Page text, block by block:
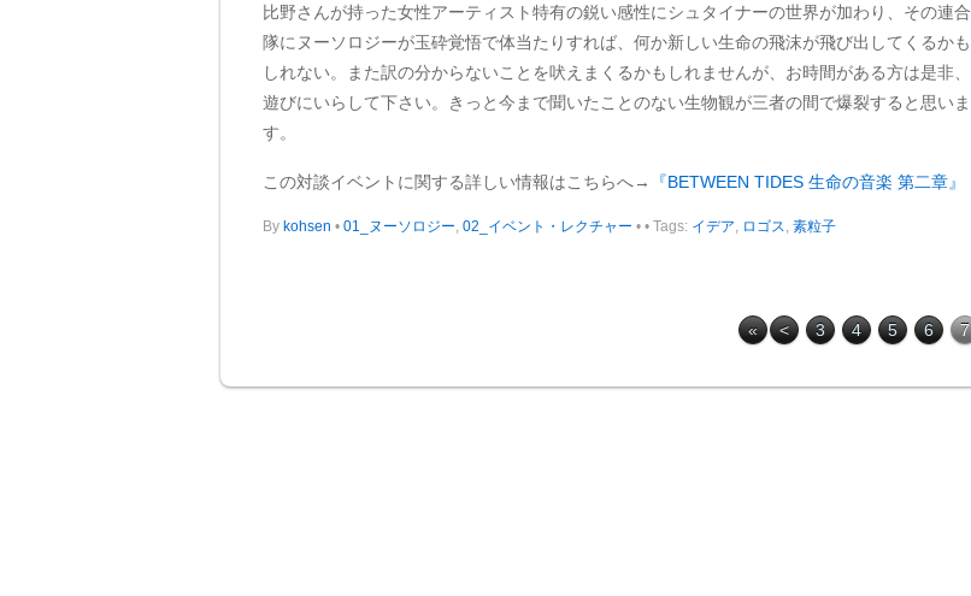
比野さんが持った女性アーティスト特有の鋭い感性にシュタイナーの世界が加わり、その連合
隊にヌーソロジーが玉砕覚悟で体当たりすれば、何か新しい生命の飛沫が飛び出してくるかも
しれない。また訳の分からないことを吠えまくるかもしれませんが、お時間がある方は是非、
遊びにいらして下さい。きっと今まで聞いたことのない生物観が三者の間で爆裂すると思いま
す。
この対談イベントに関する詳しい情報はこちらへ→ 『BETWEEN TIDES 生命の音楽 第二章』
By kohsen • 01_ヌーソロジー, 02_イベント・レクチャー • • Tags: イデア, ロゴス, 素粒子
« < 3 4 5 6 7